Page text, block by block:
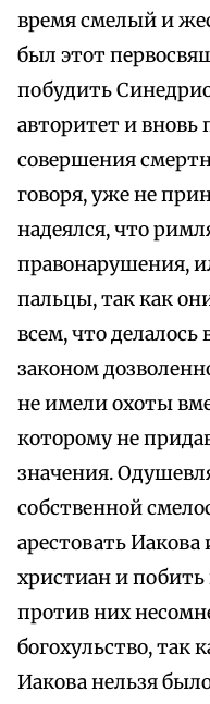
время смелый и
был этот
побудить
авторитет и вновь
совершения
говоря, уже не
надеялся, что
правонарушения,
пальцы, так как
всем, что делалось
законом
не имели охоты
которому не
значения.
собственной
арестовать
христиан и
против них
богохульство, так
Иакова нельзя